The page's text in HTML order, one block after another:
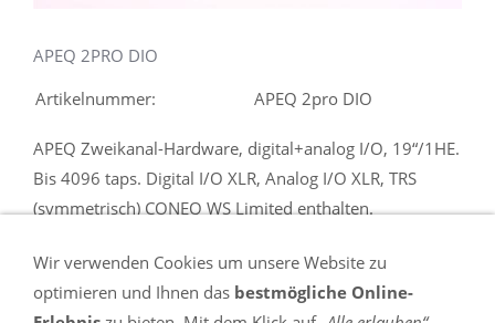
APEQ 2PRO DIO
Artikelnummer:
APEQ 2pro DIO
APEQ Zweikanal-Hardware, digital+analog I/O, 19“/1HE.
Bis 4096 taps. Digital I/O XLR, Analog I/O XLR, TRS
(symmetrisch) CONEQ WS Limited enthalten.
1.490,00 €
Wir verwenden Cookies um unsere Website zu
optimieren und Ihnen das bestmögliche Online-